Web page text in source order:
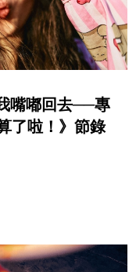
嘴嘟回去──專
了啦！》節錄